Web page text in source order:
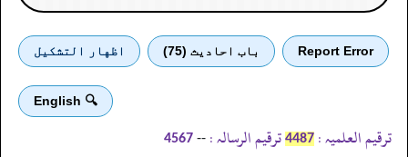
Report Error باب احادیث (75) اظهار التشكيل
🔍 English
ترقیم العلمیہ : 4487 ترقیم الرسالہ : --
4567